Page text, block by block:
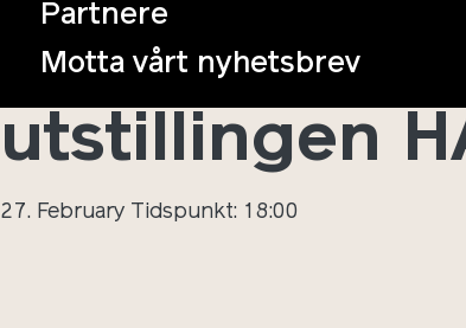
Partnere
Motta vårt nyhetsbrev
Åpning av
utstillingen
27. February Tidspunkt: 18:00